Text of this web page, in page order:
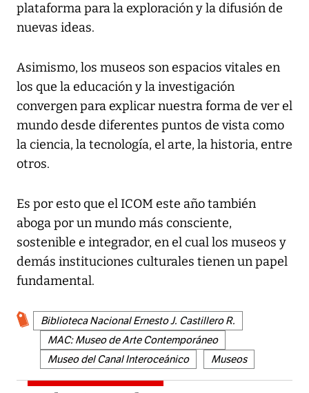
plataforma para la exploración y la difusión de
nuevas ideas.
Asimismo, los museos son espacios vitales en
los que la educación y la investigación
convergen para explicar nuestra forma de ver el
mundo desde diferentes puntos de vista como
la ciencia, la tecnología, el arte, la historia, entre
otros.
Es por esto que el ICOM este año también
aboga por un mundo más consciente,
sostenible e integrador, en el cual los museos y
demás instituciones culturales tienen un papel
fundamental.
Biblioteca Nacional Ernesto J. Castillero R.
MAC: Museo de Arte Contemporáneo
Museo del Canal Interoceánico
Museos